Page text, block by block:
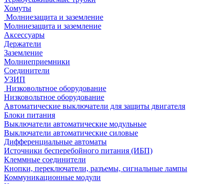
Хомуты
Молниезащита и заземление
Молниезащита и заземление
Аксессуары
Держатели
Заземление
Молниеприемники
Соединители
УЗИП
Низковольтное оборудование
Низковольтное оборудование
Автоматические выключатели для защиты двигателя
Блоки питания
Выключатели автоматические модульные
Выключатели автоматические силовые
Дифференциальные автоматы
Источники бесперебойного питания (ИБП)
Клеммные соединители
Кнопки, переключатели, разъемы, сигнальные лампы
Коммуникационные модули